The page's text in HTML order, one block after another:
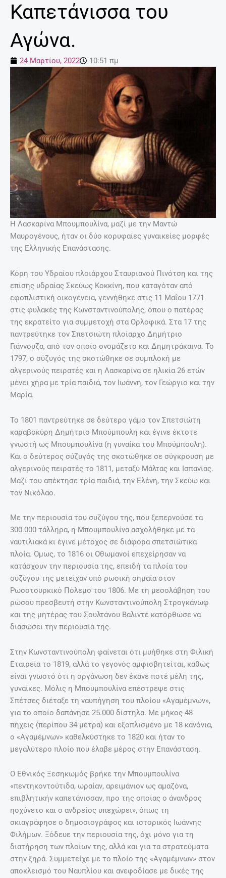
Καπετάνισσα του
Αγώνα.
24 Μαρτίου, 2022 10:51 πμ
Η Λασκαρίνα Μπουμπουλίνα, μαζί με την Μαντώ
Μαυρογένους, ήταν οι δύο κορυφαίες γυναικείες μορφές
της Ελληνικής Επανάστασης.
Κόρη του Υδραίου πλοιάρχου Σταυριανού Πινότση και της
επίσης υδραίας Σκεύως Κοκκίνη, που καταγόταν από
εφοπλιστική οικογένεια, γεννήθηκε στις 11 Μαΐου 1771
στις φυλακές της Κωνσταντινούπολης, όπου ο πατέρας
της εκρατείτο για συμμετοχή στα Ορλοφικά. Στα 17 της
παντρεύτηκε τον Σπετσιώτη πλοίαρχο Δημήτριο
Γιάννουζα, από τον οποίο ονομάζετο και Δημητράκαινα. Το
1797, ο σύζυγός της σκοτώθηκε σε συμπλοκή με
αλγερινούς πειρατές και η Λασκαρίνα σε ηλικία 26 ετών
μένει χήρα με τρία παιδιά, τον Ιωάννη, τον Γεώργιο και την
Μαρία.
Το 1801 παντρεύτηκε σε δεύτερο γάμο τον Σπετσιώτη
καραβοκύρη Δημήτριο Μπούμπουλη και έγινε έκτοτε
γνωστή ως Μπουμπουλίνα (η γυναίκα του Μπούμπουλη).
Και ο δεύτερος σύζυγός της σκοτώθηκε σε σύγκρουση με
αλγερινούς πειρατές το 1811, μεταξύ Μάλτας και Ισπανίας.
Μαζί του απέκτησε τρία παιδιά, την Ελένη, την Σκεύω και
τον Νικόλαο.
Με την περιουσία του συζύγου της, που ξεπερνούσε τα
300.000 τάλληρα, η Μπουμπουλίνα ασχολήθηκε με τα
ναυτιλιακά κι έγινε μέτοχος σε διάφορα σπετσιώτικα
πλοία. Όμως, το 1816 οι Οθωμανοί επεχείρησαν να
κατάσχουν την περιουσία της, επειδή τα πλοία του
συζύγου της μετείχαν υπό ρωσική σημαία στον
Ρωσοτουρκικό Πόλεμο του 1806. Με τη μεσολάβηση του
ρώσου πρεσβευτή στην Κωνσταντινούπολη Στρογκάνωφ
και της μητέρας του Σουλτάνου Βαλιντέ κατόρθωσε να
διασώσει την περιουσία της.
Στην Κωνσταντινούπολη φαίνεται ότι μυήθηκε στη Φιλική
Εταιρεία το 1819, αλλά το γεγονός αμφισβητείται, καθώς
είναι γνωστό ότι η οργάνωση δεν έκανε ποτέ μέλη της,
γυναίκες. Μόλις η Μπουμπουλίνα επέστρεψε στις
Σπέτσες διέταξε τη ναυπήγηση του πλοίου «Αγαμέμνων»,
για το οποίο δαπάνησε 25.000 δίστηλα. Με μήκος 48
πήχεις (περίπου 34 μέτρα) και εξοπλισμένο με 18 κανόνια,
ο «Αγαμέμνων» καθελκύστηκε το 1820 και ήταν το
μεγαλύτερο πλοίο που έλαβε μέρος στην Επανάσταση.
Ο Εθνικός Ξεσηκωμός βρήκε την Μπουμπουλίνα
«πεντηκοντούτιδα, ωραίαν, αρειμάνιον ως αμαζόνα,
επιβλητικήν καπετάνισσαν, προ της οποίας ο άνανδρος
ησχύνετο και ο ανδρείος υπεχώρει», όπως τη
σκιαγράφησε ο δημοσιογράφος και ιστορικός Ιωάννης
Φιλήμων. Ξόδευε την περιουσία της, όχι μόνο για τη
διατήρηση των πλοίων της, αλλά και για τα στρατεύματα
στην ξηρά. Συμμετείχε με το πλοίο της «Αγαμέμνων» στον
αποκλεισμό του Ναυπλίου και ανεφοδίασε με δικές της